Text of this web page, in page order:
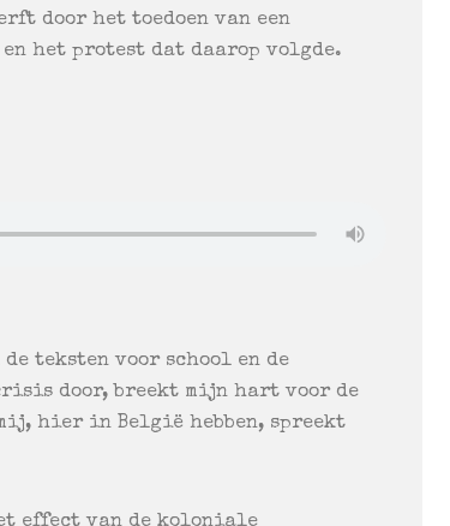
door het toedoen van een
het protest dat daarop volgde.
teksten voor school en de
door, breekt mijn hart voor de
hier in België hebben, spreekt